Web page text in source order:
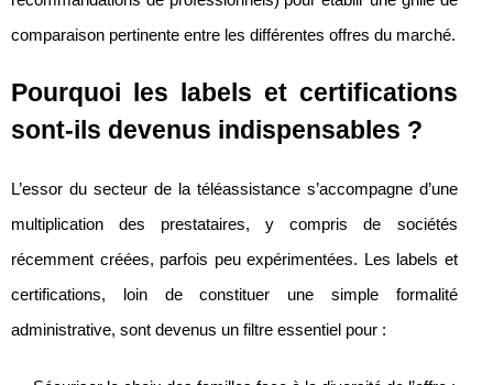
comparaison pertinente entre les différentes offres du marché.
Pourquoi les labels et certifications
sont-ils devenus indispensables ?
L’essor du secteur de la téléassistance s’accompagne d’une
multiplication des prestataires, y compris de sociétés
récemment créées, parfois peu expérimentées. Les labels et
certifications, loin de constituer une simple formalité
administrative, sont devenus un filtre essentiel pour :